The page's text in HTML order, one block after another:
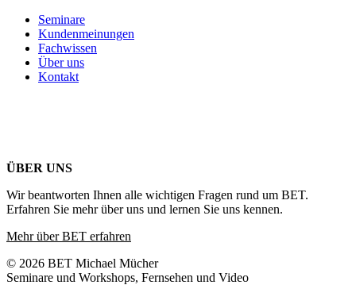
Seminare
Kundenmeinungen
Fachwissen
Über uns
Kontakt
ÜBER UNS
Wir beantworten Ihnen alle wichtigen Fragen rund um BET.
Erfahren Sie mehr über uns und lernen Sie uns kennen.
Mehr über BET erfahren
© 2026 BET Michael Mücher
Seminare und Workshops, Fernsehen und Video